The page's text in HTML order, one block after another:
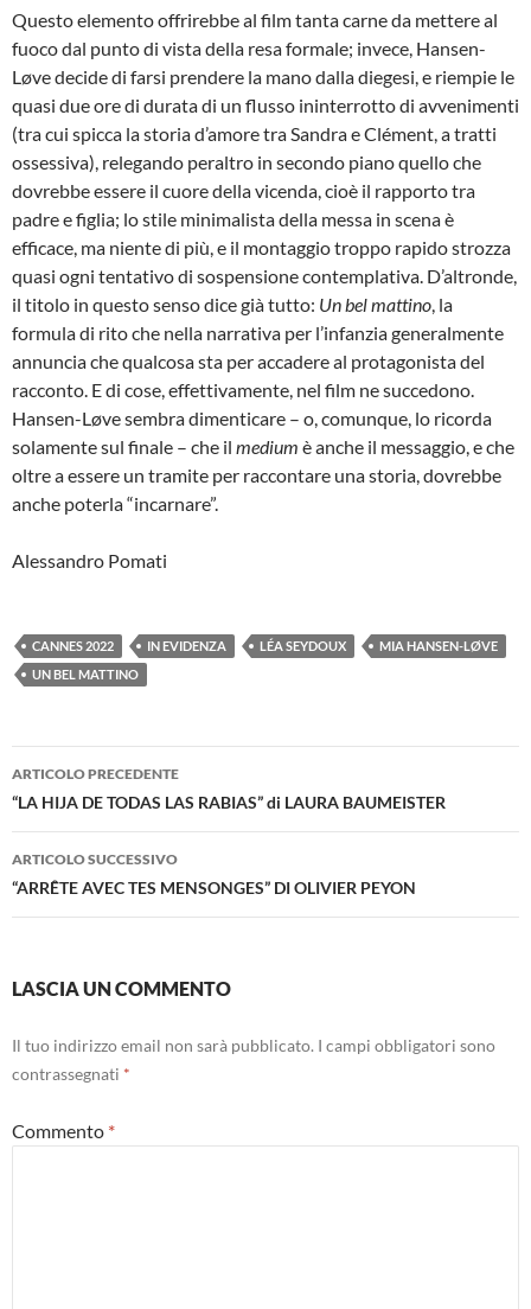
Questo elemento offrirebbe al film tanta carne da mettere al
fuoco dal punto di vista della resa formale; invece, Hansen-
Løve decide di farsi prendere la mano dalla diegesi, e riempie le
quasi due ore di durata di un flusso ininterrotto di avvenimenti
(tra cui spicca la storia d’amore tra Sandra e Clément, a tratti
ossessiva), relegando peraltro in secondo piano quello che
dovrebbe essere il cuore della vicenda, cioè il rapporto tra
padre e figlia; lo stile minimalista della messa in scena è
efficace, ma niente di più, e il montaggio troppo rapido strozza
quasi ogni tentativo di sospensione contemplativa. D’altronde,
il titolo in questo senso dice già tutto: Un bel mattino, la
formula di rito che nella narrativa per l’infanzia generalmente
annuncia che qualcosa sta per accadere al protagonista del
racconto. E di cose, effettivamente, nel film ne succedono.
Hansen-Løve sembra dimenticare – o, comunque, lo ricorda
solamente sul finale – che il medium è anche il messaggio, e che
oltre a essere un tramite per raccontare una storia, dovrebbe
anche poterla “incarnare”.
Alessandro Pomati
CANNES 2022 IN EVIDENZA LÉA SEYDOUX
MIA HANSEN-LØVE
UN BEL MATTINO
Navigazione
articolo
ARTICOLO PRECEDENTE
“LA HIJA DE TODAS LAS RABIAS” di LAURA BAUMEISTER
ARTICOLO SUCCESSIVO
“ARRÊTE AVEC TES MENSONGES” DI OLIVIER PEYON
LASCIA UN COMMENTO
Il tuo indirizzo email non sarà pubblicato. I campi obbligatori sono
contrassegnati *
Commento *